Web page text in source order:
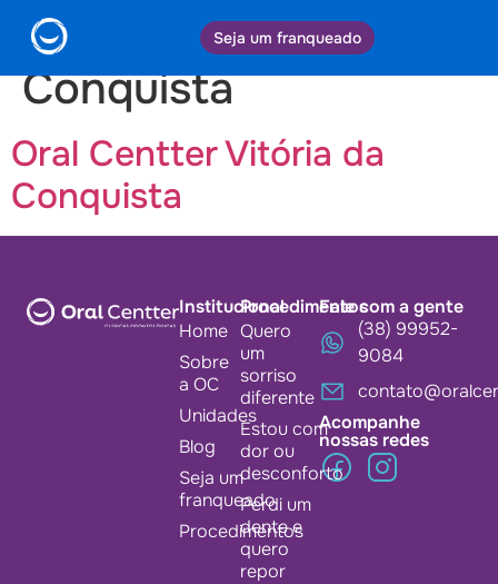
Seja um franqueado
Cidade:
Vitória da
Conquista
Oral Centter Vitória da
Conquista
Institucional
Home
Sobre
a OC
Unidades
Blog
Seja um
franqueado
Procedimentos
Procedimentos
Quero
um
sorriso
diferente
Estou com
dor ou
desconforto
Perdi um
dente e
quero
repor
Fale com a gente
(38) 99952-
9084
Acompanhe
nossas redes